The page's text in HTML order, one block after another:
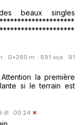
beaux singles
· D+260 m · 891 vus · 91
la première
si le terrain est
dl · 00:24